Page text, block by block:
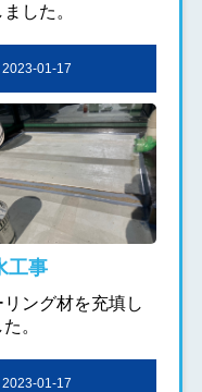
した。
2023-01-17
工事
リング材を充填し
。
2023-01-17